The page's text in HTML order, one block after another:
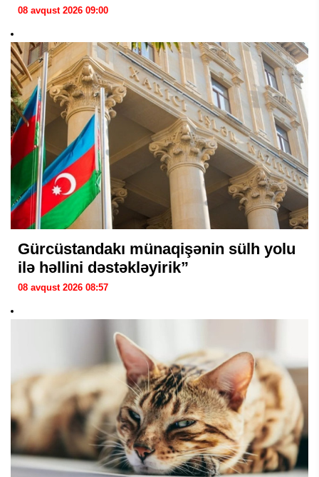
08 avqust 2026 09:00
Gürcüstandakı münaqişənin sülh yolu
ilə həllini dəstəkləyirik”
08 avqust 2026 08:57